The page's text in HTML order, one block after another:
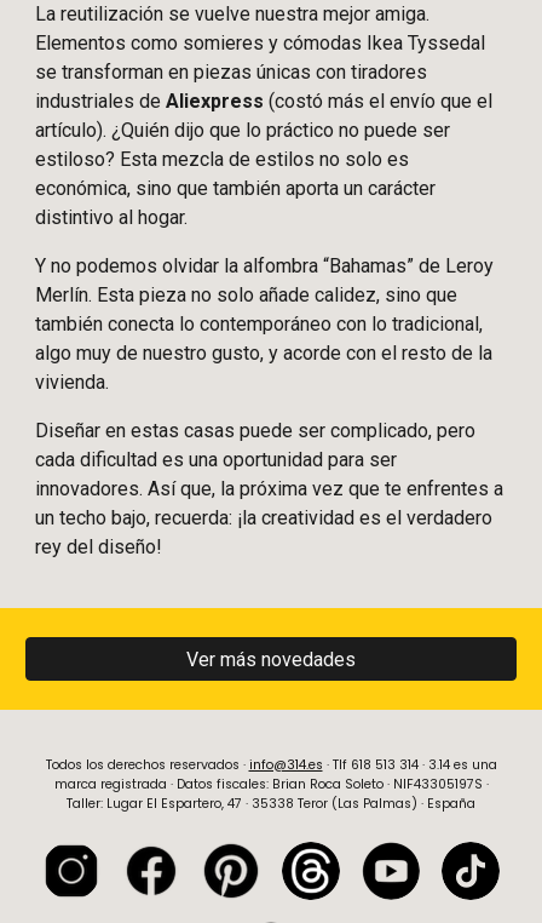
La reutilización se vuelve nuestra mejor amiga.
Elementos como somieres y cómodas Ikea Tyssedal
se transforman en piezas únicas con tiradores
industriales deAliexpress (costó más el envío que el
artículo).¿Quién dijo que lo práctico no puede ser
estiloso? Esta mezcla de estilos no solo es
económica, sino que también aporta un carácter
distintivo al hogar.
Y no podemos olvidar la alfombra “Bahamas” de Leroy
Merlín. Esta pieza no solo añade calidez, sino que
también conecta lo contemporáneo con lo tradicional,
algo muy de nuestro gusto, y acorde con el resto de la
vivienda.
Diseñar en estas casas puede ser complicado, pero
cada dificultad es una oportunidad para ser
innovadores. Así que, la próxima vez que te enfrentes a
un techo bajo, recuerda: ¡la creatividad es el verdadero
rey del diseño!
Ver más novedades
Todos los derechos reservados · info@314.es · Tlf618 513 314· 3.14 es una
marca registrada · Datos fiscales: Brian Roca Soleto· NIF43305197S ·
Taller: Lugar El Espartero, 47 · 35338 Teror (Las Palmas) · España